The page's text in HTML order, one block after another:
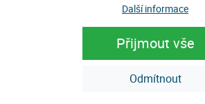
Další informace
Přijmout vše
Odmítnout